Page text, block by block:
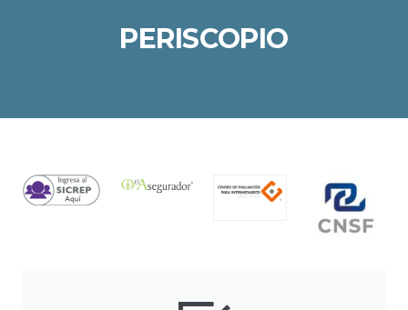
PERISCOPIO